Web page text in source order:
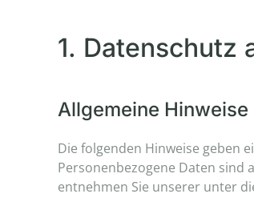
1. Datenschutz
Allgemeine Hinweise
Die folgenden Hinweise geben
Personenbezogene Daten sind
entnehmen Sie unserer unter